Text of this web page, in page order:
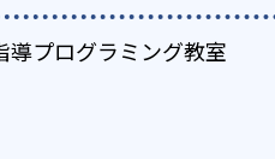
導プログラミング教室